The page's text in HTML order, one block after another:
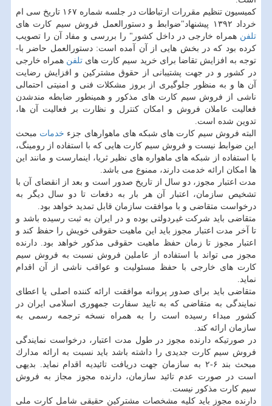
كمیسیون تنظیم مقررات ارتباطات در جلسه شماره ۱۶۷ تاریخ سی ام
خرداد ۱۳۹۲ پیشنهاد"ضوابط و دستورالعمل فروش سیم كارت های
تلفن همراه خارجی در داخل كشور" را بررسی و مفاد آن را تصویب
كرده بود كه در بخش هایی از آن آمده است: دستور­العمل حاضر با­
توجه به افزایش تقاضا برای خرید سیم­ كارت­ های تلفن همراه خارجی
در كشور و در جهت پشتیبانی از حقوق مشتركین و افزایش رضایت
آن ها و به منظور جلوگیری از بروز مشكلات فنی و امنیتی احتمالی
ناشی از فروش سیم­ كارت­ های مذكور و همینطور ضابطه­ مند­شدن
فعالیت عاملان فروش و امكان كنترل و نظارت بر فعالیت آن ها،
تدوین شده است.
البته فروش سیم­ كارت­ های شبكه­ های ماهواره­ای جزء خدمات مبحث
این ضوابط نیست و فروش سیم­ كارت­ هایی كه با استفاده از رومینگ،
با استفاده از شبكه­ های ماهواره­ های نظیر ثریا، اینمارست و مانند این
ها امكان ارائه خدمت دارند، ممنوع می باشد.
مدت اعتبار مجوز، دو سال از تاریخ صدور است و بعد از انقضای آن با
تشخیص سازمان، اعتبار آن هر بار به دفعات تا دو سال دیگر به
درخواست متقاضی و با موافقت سازمان قابل تمدید خواهد بود.
متقاضی باید شركت غیردولتی بوده و در ایران به ثبت رسیده باشد و
تا آخر مدت اعتبار مجوز باید این ماهیت حقوقی خویش را حفظ كند و
اعتبار مجوز تا زمان حفظ ماهیت حقوقی مذكور خواهد بود. دارنده
مجوز می تواند با استفاده از عاملین فروش نسبت به فروش سیم
كارت های خارجی با حفظ مسئولیت و عواقب ناشی از آن اقدام
نماید.
متقاضی باید برای صدور پروانه موافقت ارائه كننده اصلی یا اعطای
نمایندگی به متقاضی كه به تایید سفارت جمهوری اسلامی ایران در
كشور مبداء رسیده است را به همراه نسخه ترجمه رسمی به
سازمان ارائه كند.
در صورتی­كه دارنده مجوز در طول مدت اعتبار، درخواست نمایندگی
فروش سیم­ كارت جدیدی را داشته باشد باید نسبت به ارائه مدارك
مبحث بند ۶-۲ به سازمان جهت دریافت تائیدیه اقدام نماید. بدیهی
است در صورت عدم تائید سازمان، دارنده مجوز مجاز به فروش
سیم­ كارت مذكور نیست.
دارنده مجوز باید كلیه مشخصات مشتركین حقیقی شامل كارت ملی